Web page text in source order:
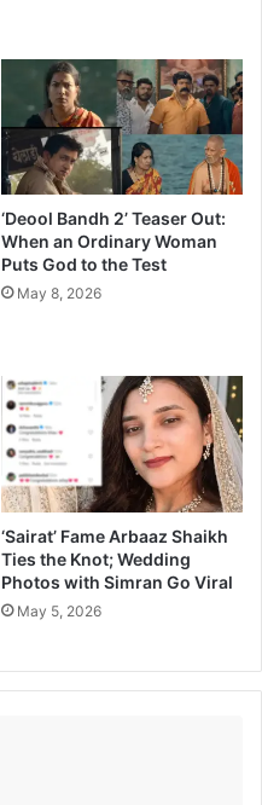
‘Deool Bandh 2’ Teaser Out:
When an Ordinary Woman
Puts God to the Test
May 8, 2026
‘Sairat’ Fame Arbaaz Shaikh
Ties the Knot; Wedding
Photos with Simran Go Viral
May 5, 2026